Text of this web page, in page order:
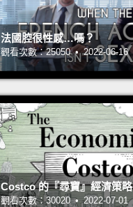
法國腔很性感…嗎？
觀看次數：25050 • 2022-06-16
Costco 的『尋寶』經濟策略
觀看次數：30020 • 2022-07-01